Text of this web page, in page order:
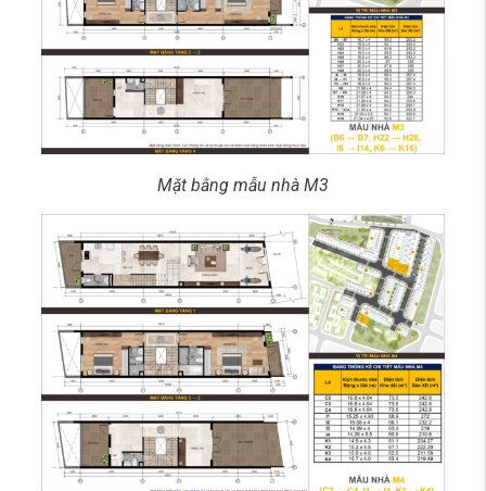
Mặt bằng mẫu nhà M3